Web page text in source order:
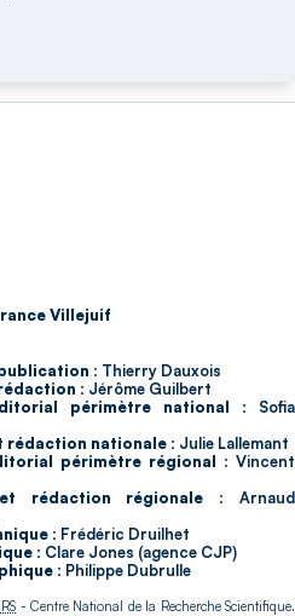
Villejuif
: Thierry Dauxois
: Jérôme Guilbert
périmètre national : Sofia
rédaction nationale : Julie Lallemant
périmètre régional : Vincent
rédaction régionale : Arnaud
: Frédéric Druilhet
: Clare Jones (agence CJP)
: Philippe Dubrulle
- Centre National de la Recherche Scientifique.